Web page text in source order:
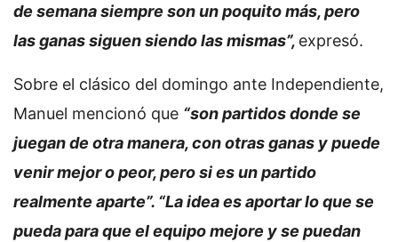
de semana siempre son un poquito más, pero
las ganas siguen siendo las mismas”, expresó.
Sobre el clásico del domingo ante Independiente,
Manuel mencionó que “son partidos donde se
juegan de otra manera, con otras ganas y puede
venir mejor o peor, pero si es un partido
realmente aparte”. “La idea es aportar lo que se
pueda para que el equipo mejore y se puedan